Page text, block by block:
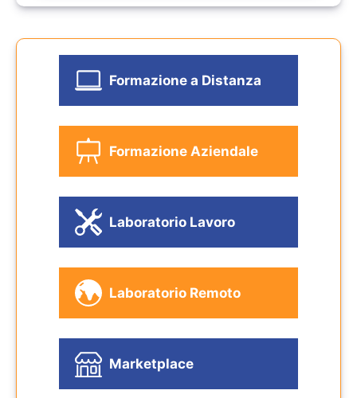
Formazione a Distanza
Formazione Aziendale
Laboratorio Lavoro
Laboratorio Remoto
Marketplace